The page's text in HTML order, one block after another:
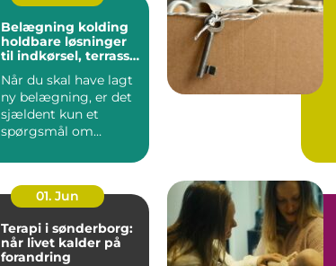
Belægning kolding
holdbare løsninger
til indkørsel, terrasse
Når du skal have lagt
ny belægning, er det
sjældent kun et
spørgsmål om
løsning ska...
01. Jun
Terapi i sønderborg:
når livet kalder på
forandring